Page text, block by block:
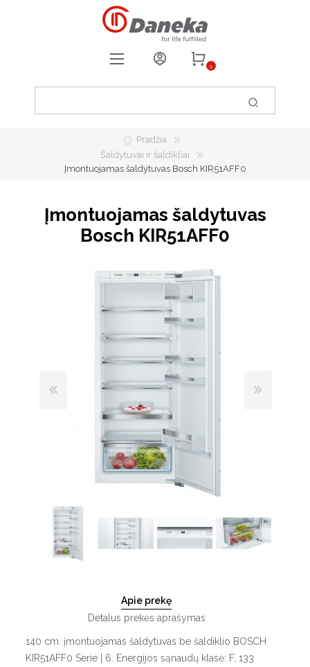
0
0
Pradžia
Šaldytuvai ir šaldikliai
Įmontuojamas šaldytuvas Bosch KIR51AFF0
Įmontuojamas šaldytuvas
Bosch KIR51AFF0
Apie prekę
Detalus prekės aprašymas
140 cm. įmontuojamas šaldytuvas be šaldiklio BOSCH
KIR51AFF0 Serie | 6. Energijos sąnaudų klasė: F, 133